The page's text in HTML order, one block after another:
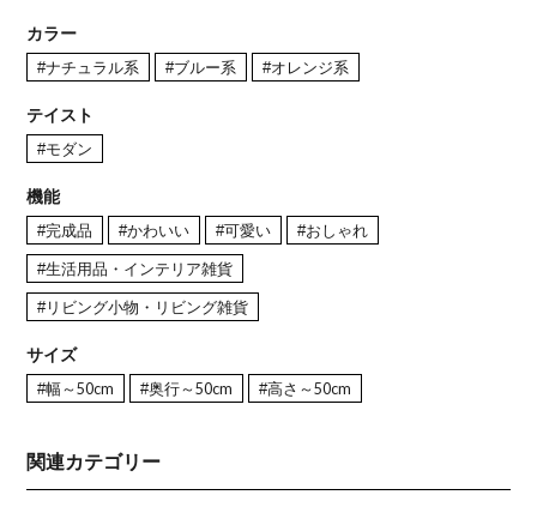
カラー
#ナチュラル系 #ブルー系 #オレンジ系
テイスト
#モダン
機能
#完成品 #かわいい #可愛い #おしゃれ
#生活用品・インテリア雑貨
#リビング小物・リビング雑貨
サイズ
#幅～50cm #奥行～50cm #高さ～50cm
関連カテゴリー